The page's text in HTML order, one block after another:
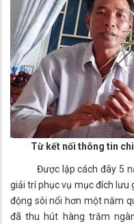
Từ kết nối thông tin
Được lập cách đây 5
giải trí phục vụ mục đích lưu
động sôi nổi hơn một năm
đã thu hút hàng trăm